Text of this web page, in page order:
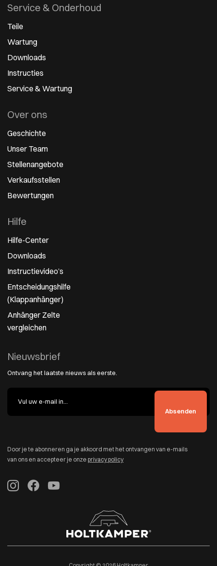
Service & Onderhoud
Teile
Wartung
Downloads
Instructies
Service & Wartung
Over ons
Geschichte
Unser Team
Stellenangebote
Verkaufsstellen
Bewertungen
Hilfe
Hilfe-Center
Downloads
Instructievideo’s
Entscheidungshilfe
(Klappanhänger)
Anhänger Zelte
vergleichen
Nieuwsbrief
Ontvang het laatste nieuws als eerste.
Door je te abonneren ga je akkoord met het ontvangen van e-mails
van ons en accepteer je onze privacy policy